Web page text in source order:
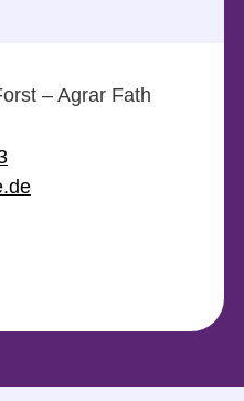
– Agrar Fath